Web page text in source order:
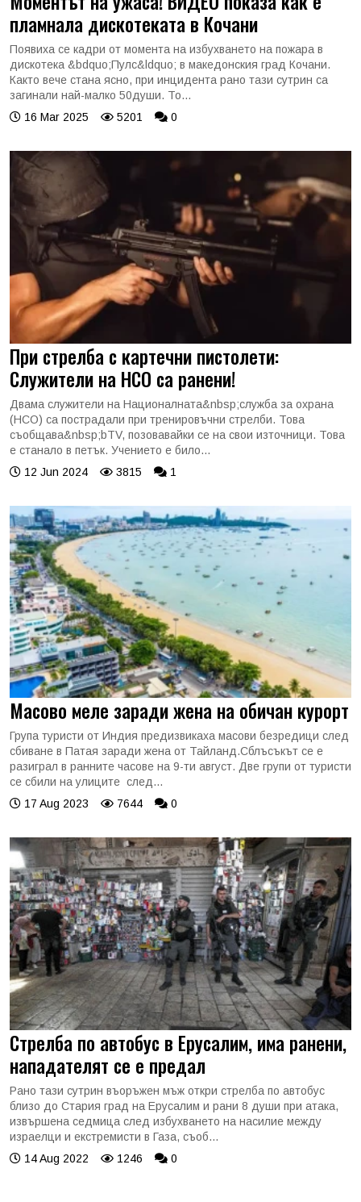
пламнала дискотеката в Кочани
Появиха се кадри от момента на избухването на пожара в
дискотека &bdquo;Пулс&ldquo; в македонския град Кочани.
Както вече стана ясно, при инцидента рано тази сутрин са
загинали най-малко 50души. То...
16 Mar 2025
5201 0
При стрелба с картечни пистолети:
Служители на НСО са ранени!
Двама служители на Националната&nbsp;служба за охрана
(НСО) са пострадали при тренировъчни стрелби. Това
съобщава&nbsp;bTV, позовавайки се на свои източници. Това
е станало в петък. Учението е било...
12 Jun 2024
3815 1
Масово меле заради жена на обичан курорт
Група туристи от Индия предизвикаха масови безредици след
сбиване в Патая заради жена от Тайланд.Сблъсъкът се е
разиграл в ранните часове на 9-ти август. Две групи от туристи
се сбили на улиците след...
17 Aug 2023
7644 0
Стрелба по автобус в Ерусалим, има ранени,
нападателят се е предал
Рано тази сутрин въоръжен мъж откри стрелба по автобус
близо до Стария град на Ерусалим и рани 8 души при атака,
извършена седмица след избухването на насилие между
израелци и екстремисти в Газа, съоб...
14 Aug 2022
1246 0